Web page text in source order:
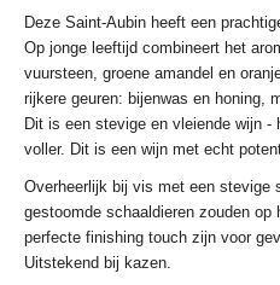
Deze Saint-Aubin heeft een
Op jonge leeftijd combineert het
vuursteen, groene amandel en
rijkere geuren: bijenwas en honing,
Dit is een stevige en vleiende wijn
voller. Dit is een wijn met echt
Overheerlijk bij vis met een stevige
gestoomde schaaldieren zouden
perfecte finishing touch zijn voor
Uitstekend bij kazen.